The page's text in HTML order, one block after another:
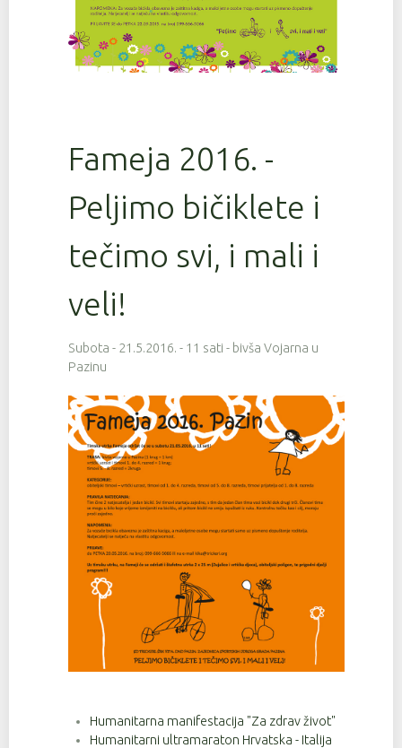
Fameja 2016. -
Peljimo bičiklete i
tečimo svi, i mali i
veli!
Subota - 21.5.2016. - 11 sati - bivša Vojarna u
Pazinu
Humanitarna manifestacija "Za zdrav život"
Humanitarni ultramaraton Hrvatska - Italija